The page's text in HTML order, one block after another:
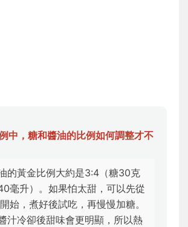
中，糖和醬油的比例如何調整才不
的黃金比例大約是3:4（糖30克
毫升）。如果怕太甜，可以先從
始，煮好後試吃，再慢慢加糖。
汁冷卻後甜味會更明顯，所以熱